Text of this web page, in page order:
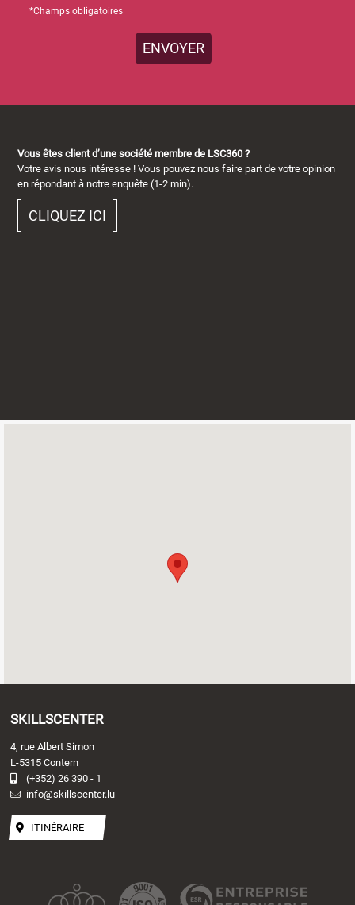
*Champs obligatoires
Vous êtes client d’une société membre de LSC360 ?
Votre avis nous intéresse ! Vous pouvez nous faire part de votre opinion
en répondant à notre enquête (1-2 min).
CLIQUEZ ICI
SKILLSCENTER
4, rue Albert Simon
L-5315 Contern
(+352) 26 390 - 1
info@skillscenter.lu
ITINÉRAIRE